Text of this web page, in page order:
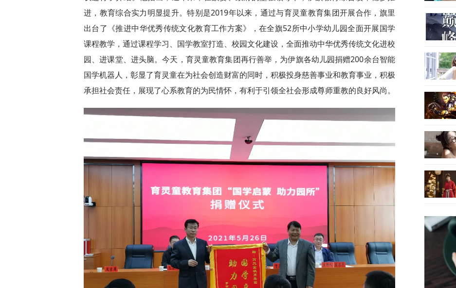
进，教育综合实力明显提升。特别是2019年以来，通过与育灵童教育集团开展合作，旗里
出台了《推进中华优秀传统文化教育工作方案》，在全旗52所中小学幼儿园全面开展国学
课程教学，通过课程学习、国学教室打造、校园文化建设，全面推动中华优秀传统文化进校
园、进课堂、进头脑。今天，育灵童教育集团再行善举，为伊旗各幼儿园捐赠200余台智能
国学机器人，彰显了育灵童在为社会创造财富的同时，积极投身慈善事业和教育事业，积极
承担社会责任，展现了心系教育的为民情怀，有利于引领全社会形成尊师重教的良好风尚。